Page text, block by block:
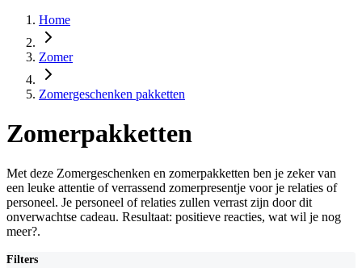
Home
Zomer
Zomergeschenken pakketten
Zomerpakketten
Met deze Zomergeschenken en zomerpakketten ben je zeker van
een leuke attentie of verrassend zomerpresentje voor je relaties of
personeel. Je personeel of relaties zullen verrast zijn door dit
onverwachtse cadeau. Resultaat: positieve reacties, wat wil je nog
meer?.
Filters